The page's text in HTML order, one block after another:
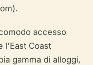
accesso
l'East Coast
gamma di alloggi,